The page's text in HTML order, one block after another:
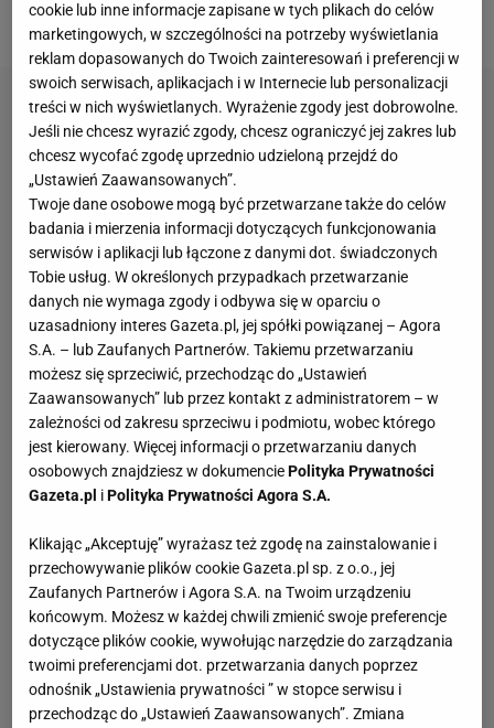
Civitanova).
cookie lub inne informacje zapisane w tych plikach do celów
marketingowych, w szczególności na potrzeby wyświetlania
reklam dopasowanych do Twoich zainteresowań i preferencji w
swoich serwisach, aplikacjach i w Internecie lub personalizacji
treści w nich wyświetlanych. Wyrażenie zgody jest dobrowolne.
Jeśli nie chcesz wyrazić zgody, chcesz ograniczyć jej zakres lub
chcesz wycofać zgodę uprzednio udzieloną przejdź do
„Ustawień Zaawansowanych”.
Twoje dane osobowe mogą być przetwarzane także do celów
badania i mierzenia informacji dotyczących funkcjonowania
serwisów i aplikacji lub łączone z danymi dot. świadczonych
Tobie usług. W określonych przypadkach przetwarzanie
danych nie wymaga zgody i odbywa się w oparciu o
uzasadniony interes Gazeta.pl, jej spółki powiązanej – Agora
S.A. – lub Zaufanych Partnerów. Takiemu przetwarzaniu
możesz się sprzeciwić, przechodząc do „Ustawień
Zaawansowanych” lub przez kontakt z administratorem – w
zależności od zakresu sprzeciwu i podmiotu, wobec którego
jest kierowany. Więcej informacji o przetwarzaniu danych
osobowych znajdziesz w dokumenciePolityka Prywatności
Gazeta.pl iPolityka Prywatności Agora S.A.
Klikając „Akceptuję” wyrażasz też zgodę na zainstalowanie i
przechowywanie plików cookie Gazeta.pl sp. z o.o., jej
Zaufanych Partnerów i Agora S.A. na Twoim urządzeniu
końcowym. Możesz w każdej chwili zmienić swoje preferencje
dotyczące plików cookie, wywołując narzędzie do zarządzania
twoimi preferencjami dot. przetwarzania danych poprzez
odnośnik „Ustawienia prywatności ” w stopce serwisu i
przechodząc do „Ustawień Zaawansowanych”. Zmiana